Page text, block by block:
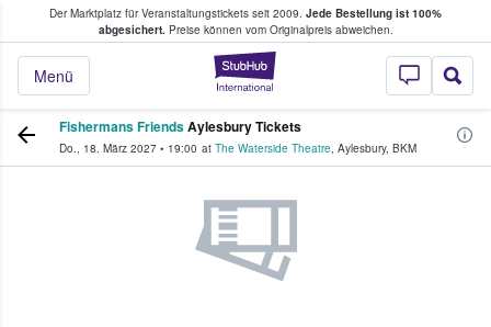
Der Marktplatz für Veranstaltungstickets seit 2009. Jede Bestellung ist 100%
abgesichert.Preise können vom Originalpreis abweichen.
StubHub - Wo
Menü
Tickets kaufen & verkaufen
Fishermans FriendsAylesbury Tickets
Do., 18. März 2027 • 19:00 at The Waterside Theatre, Aylesbury, BKM